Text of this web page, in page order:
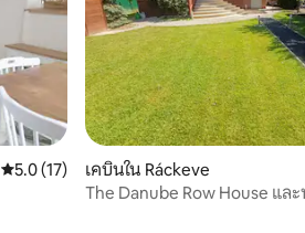
คะแนนเฉลี่ย 5.0 จาก 5, 17 รีวิว
5.0 (17)
เคบินใน Ráckeve
The Danube Row House แล